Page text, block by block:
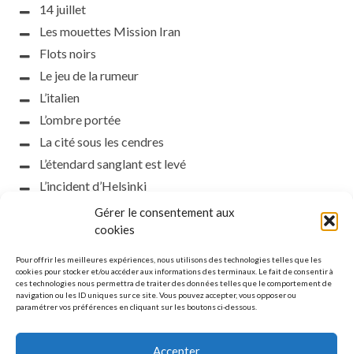
Gérer le consentement aux
cookies
Pour offrir les meilleures expériences, nous utilisons des technologies telles que les
cookies pour stocker et/ou accéder aux informations des terminaux. Le fait de consentir à
ces technologies nous permettra de traiter des données telles que le comportement de
navigation ou les ID uniques sur ce site. Vous pouvez accepter, vous opposer ou
paramétrer vos préférences en cliquant sur les boutons ci-dessous.
Accepter
14 juillet
Les mouettes Mission Iran
Flots noirs
Le jeu de la rumeur
L’italien
L’ombre portée
La cité sous les cendres
L’étendard sanglant est levé
L’incident d’Helsinki
la petite fasciste
Toutes les nuances de la nuit
Que s’obscurcissent le soleil et la lumière
Le silence